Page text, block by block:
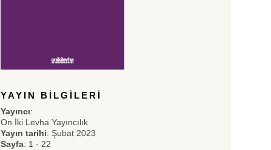
YAYIN BILGILERI
Yayıncı:
On İki Levha Yayıncılık
Yayın tarihi: Şubat 2023
Sayfa: 1 - 22